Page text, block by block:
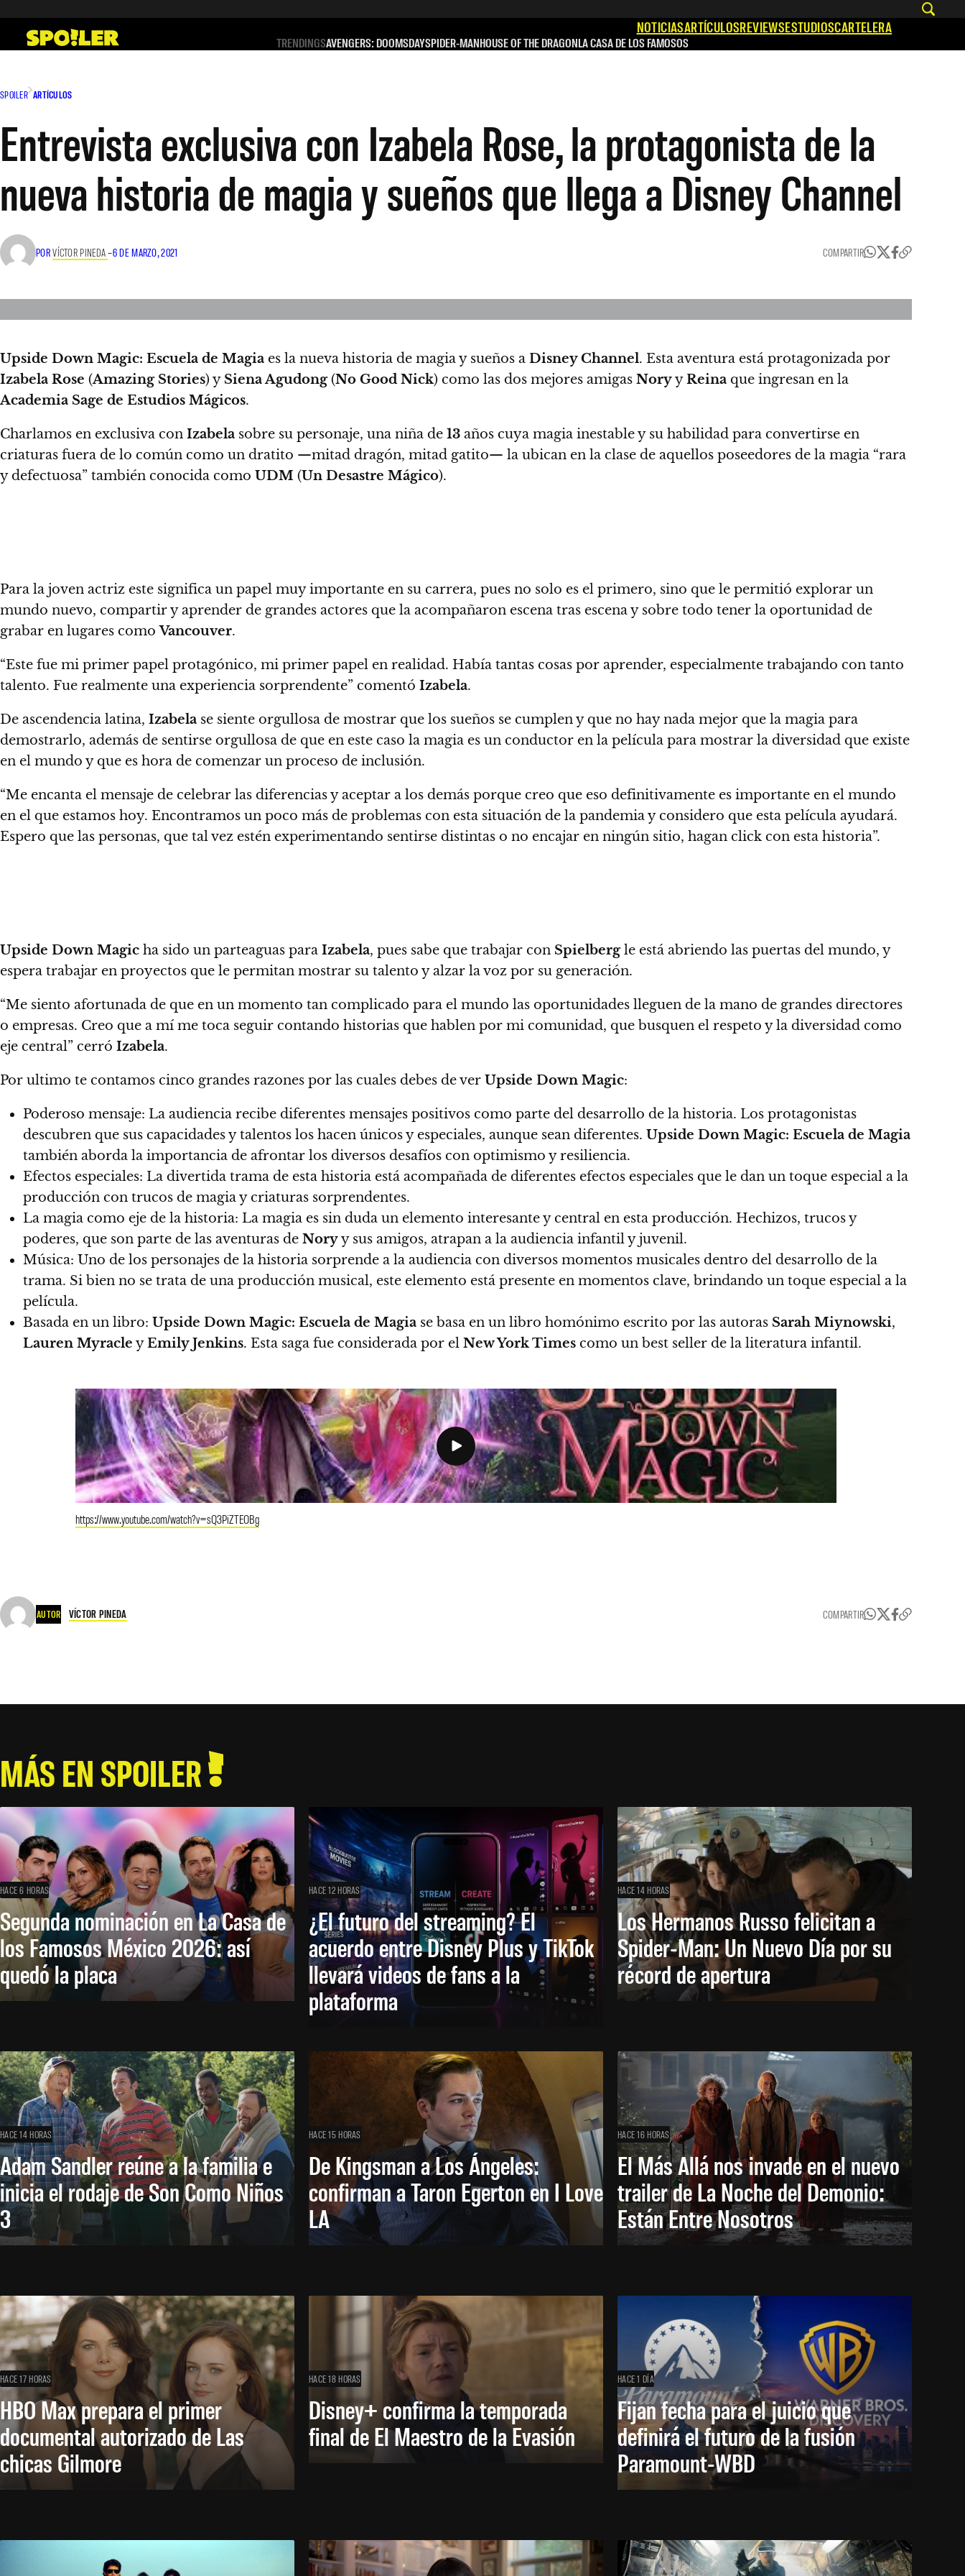
contenido
NOTICIASARTÍCULOSREVIEWSESTUDIOSCARTELERA
TRENDINGSAVENGERS: DOOMSDAYSPIDER-MANHOUSE OF THE DRAGONLA CASA DE LOS FAMOSOS
SPOILER ARTÍCULOS
Entrevista exclusiva con Izabela Rose, la protagonista de la
nueva historia de magia y sueños que llega a Disney Channel
PORVÍCTOR PINEDA–6 DE MARZO, 2021 COMPARTIR
Upside Down Magic: Escuela de Magia es la nueva historia de magia y sueños a Disney Channel. Esta aventura está protagonizada por
Izabela Rose (Amazing Stories) y Siena Agudong(No Good Nick) como las dos mejores amigas NoryyReina que ingresan en la
Academia Sage de Estudios Mágicos.
Charlamos en exclusiva con Izabela sobre su personaje, una niña de 13 años cuya magia inestable y su habilidad para convertirse en
criaturas fuera de lo común como un dratito —mitad dragón, mitad gatito— la ubican en la clase de aquellos poseedores de la magia “rara
y defectuosa” también conocida como UDM (Un Desastre Mágico).
Para la joven actriz este significa un papel muy importante en su carrera, pues no solo es el primero, sino que le permitió explorar un
mundo nuevo, compartir y aprender de grandes actores que la acompañaron escena tras escena y sobre todo tener la oportunidad de
grabar en lugares comoVancouver.
“Este fue mi primer papel protagónico, mi primer papel en realidad. Había tantas cosas por aprender, especialmente trabajando con tanto
talento. Fue realmente una experiencia sorprendente” comentó Izabela.
De ascendencia latina, Izabela se siente orgullosa de mostrar que los sueños se cumplen y que no hay nada mejor que la magia para
demostrarlo, además de sentirse orgullosa de que en este caso la magia es un conductor en la película para mostrar la diversidad que existe
en el mundo y que es hora de comenzar un proceso de inclusión.
“Me encanta el mensaje de celebrar las diferencias y aceptar a los demás porque creo que eso definitivamente es importante en el mundo
en el que estamos hoy. Encontramos un poco más de problemas con esta situación de la pandemia y considero que esta película ayudará.
Espero que las personas, que tal vez estén experimentando sentirse distintas o no encajar en ningún sitio, hagan click con esta historia”.
Upside Down Magic ha sido un parteaguas para Izabela, pues sabe que trabajar con Spielbergle está abriendo las puertas del mundo, y
espera trabajar en proyectos que le permitan mostrar su talento y alzar la voz por su generación.
“Me siento afortunada de que en un momento tan complicado para el mundo las oportunidades lleguen de la mano de grandes directores
o empresas. Creo que a mí me toca seguir contando historias que hablen por mi comunidad, que busquen el respeto y la diversidad como
eje central” cerró Izabela.
Por ultimo te contamos cinco grandes razones por las cuales debes de ver Upside Down Magic:
Poderoso mensaje: La audiencia recibe diferentes mensajes positivos como parte del desarrollo de la historia. Los protagonistas
descubren que sus capacidades y talentos los hacen únicos y especiales, aunque sean diferentes. Upside Down Magic: Escuela de Magia
también aborda la importancia de afrontar los diversos desafíos con optimismo y resiliencia.
Efectos especiales: La divertida trama de esta historia está acompañada de diferentes efectos especiales que le dan un toque especial a la
producción con trucos de magia y criaturas sorprendentes.
La magia como eje de la historia: La magia es sin duda un elemento interesante y central en esta producción. Hechizos, trucos y
poderes, que son parte de las aventuras de Noryy sus amigos, atrapan a la audiencia infantil y juvenil.
Música: Uno de los personajes de la historia sorprende a la audiencia con diversos momentos musicales dentro del desarrollo de la
trama. Si bien no se trata de una producción musical, este elemento está presente en momentos clave, brindando un toque especial a la
película.
Basada en un libro: Upside Down Magic: Escuela de Magia se basa en un libro homónimo escrito por las autoras Sarah Miynowski,
Lauren Myracle yEmily Jenkins. Esta saga fue considerada por el New York Times como un best seller de la literatura infantil.
https://www.youtube.com/watch?v=sQ3PiZTEOBg
AUTOR VÍCTOR PINEDA COMPARTIR
MÁS EN SPOILER
HACE 6 HORAS
Segunda nominación en La Casa de
los Famosos México 2026: así
quedó la placa
HACE 12 HORAS
¿El futuro del streaming? El
acuerdo entre Disney Plus y TikTok
llevará videos de fans a la
plataforma
HACE 14 HORAS
Los Hermanos Russo felicitan a
Spider-Man: Un Nuevo Día por su
récord de apertura
HACE 14 HORAS
Adam Sandler reúne a la familia e
inicia el rodaje de Son Como Niños
3
HACE 15 HORAS
De Kingsman a Los Ángeles:
confirman a Taron Egerton en I Love
LA
HACE 16 HORAS
El Más Allá nos invade en el nuevo
trailer de La Noche del Demonio:
Están Entre Nosotros
HACE 17 HORAS
HBO Max prepara el primer
documental autorizado de Las
chicas Gilmore
HACE 18 HORAS
Disney+ confirma la temporada
final de El Maestro de la Evasión
HACE 1 DÍA
Fijan fecha para el juicio que
definirá el futuro de la fusión
Paramount-WBD